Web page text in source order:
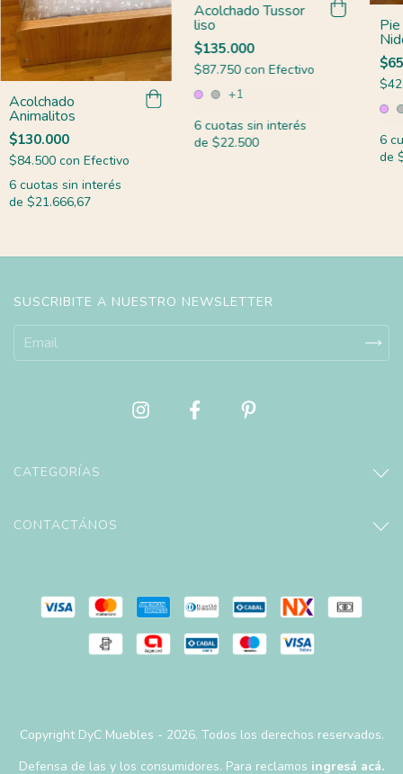
Acolchado
Animalitos
$130.000
$84.500 con Efectivo
6 cuotas sin interés
de $21.666,67
Acolchado Tussor
liso
$135.000
$87.750 con Efectivo
+1
6 cuotas sin interés
de $22.500 6
de
SUSCRIBITE A NUESTRO NEWSLETTER
CATEGORÍAS
CONTACTÁNOS
Copyright DyC Muebles - 2026. Todos los derechos reservados.
Defensa de las y los consumidores. Para reclamos ingresá acá.